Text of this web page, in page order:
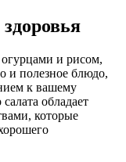
и рисом,
и полезное блюдо,
к вашему
обладает
которые